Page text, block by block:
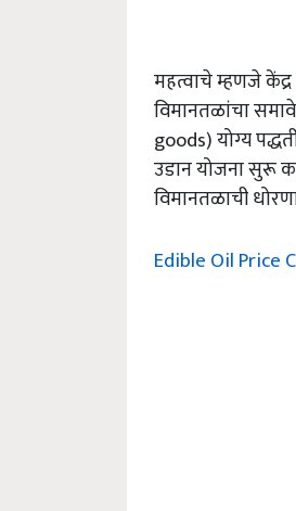
महत्वाचे म्हणजे
विमानतळांचा
goods) योग्य
उडान योजना सुरू
विमानतळाची
Edible Oil Price